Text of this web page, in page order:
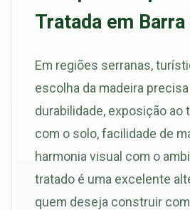
Tratada em
Em regiões serranas,
escolha da madeira
durabilidade, exposição ao
com o solo, facilidade de
harmonia visual com o
tratado é uma excelente
quem deseja construir